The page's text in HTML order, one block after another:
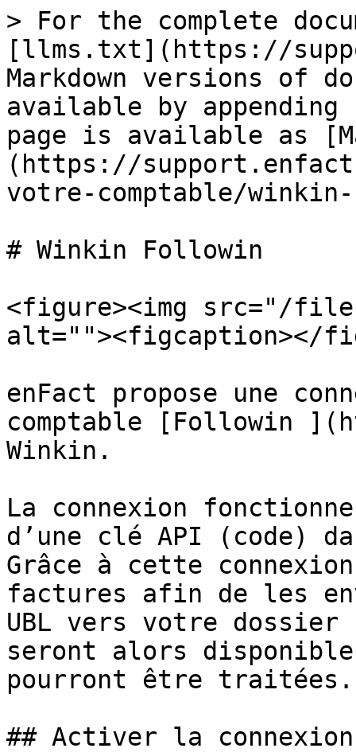
> For the complete
[llms.txt](https://
Markdown versions of
available by
page is available as
(https://
votre-comptable/
# Winkin Followin
<figure><img src="/
alt=""><figcaption></
enFact propose une
comptable [Followin
Winkin.
La connexion
d’une clé API (code)
Grâce à cette
factures afin de les
UBL vers votre
seront alors
pourront être traitées.
## Activer la